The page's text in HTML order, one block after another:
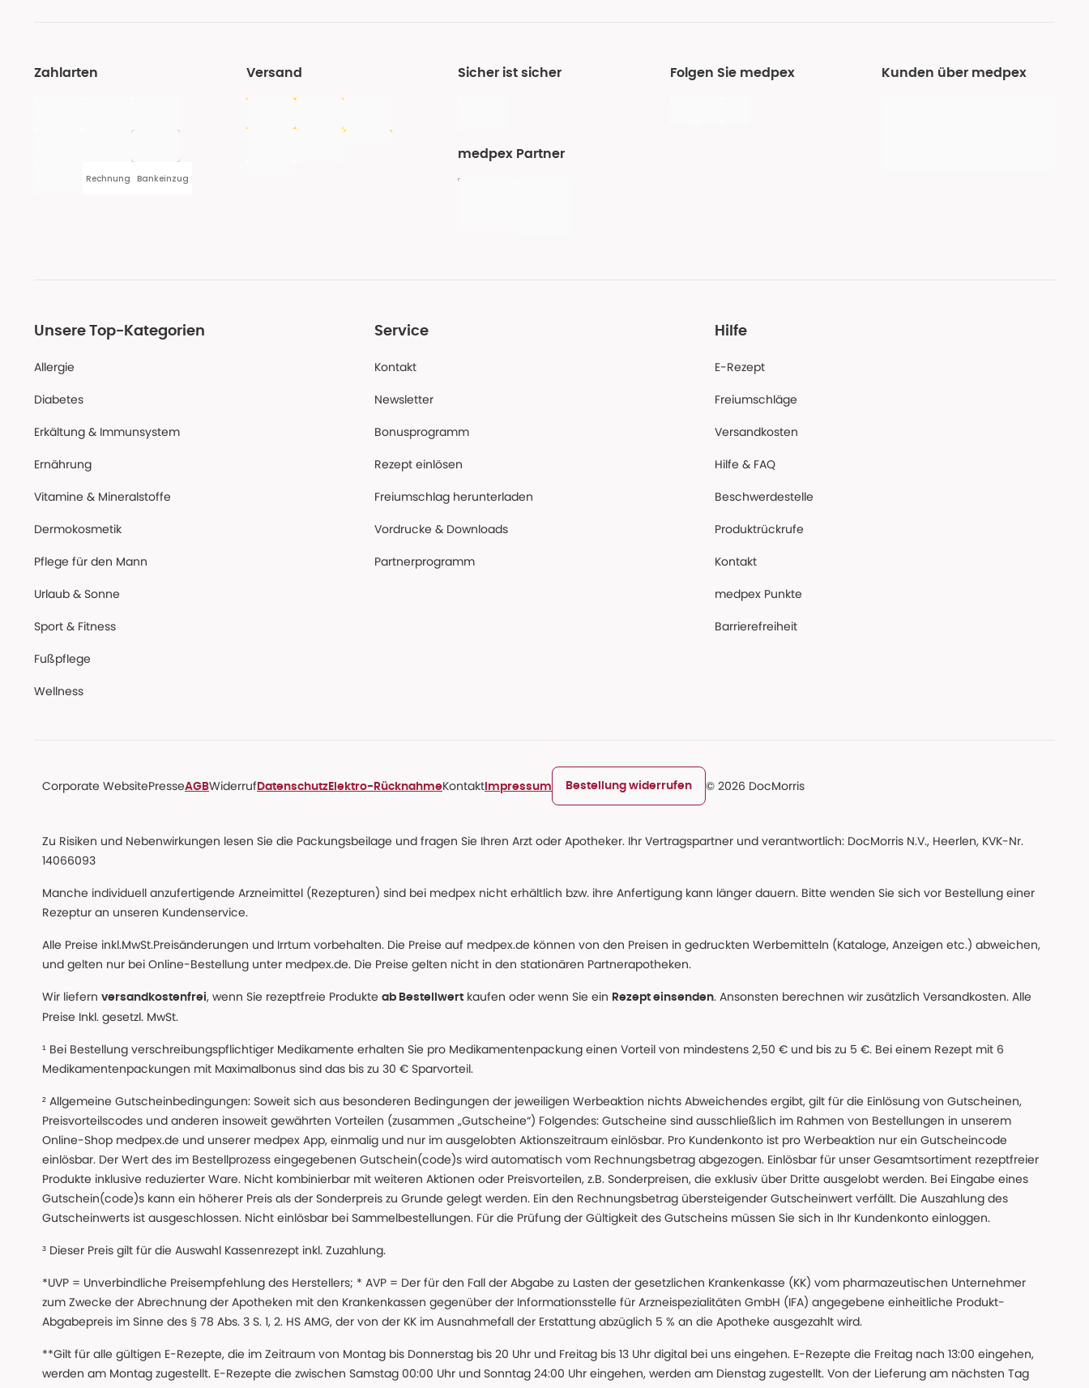
Zahlarten
Rechnung Bankeinzug
Versand Sicher ist sicher
medpex Partner
Folgen Sie medpex Kunden über medpex
Unsere Top-Kategorien
Allergie
Diabetes
Erkältung & Immunsystem
Ernährung
Vitamine & Mineralstoffe
Dermokosmetik
Pflege für den Mann
Urlaub & Sonne
Sport & Fitness
Fußpflege
Wellness
Service
Kontakt
Newsletter
Bonusprogramm
Rezept einlösen
Freiumschlag herunterladen
Vordrucke & Downloads
Partnerprogramm
Hilfe
E-Rezept
Freiumschläge
Versandkosten
Hilfe & FAQ
Beschwerdestelle
Produktrückrufe
Kontakt
medpex Punkte
Barrierefreiheit
Corporate WebsitePresseAGBWiderruf Datenschutz Elektro-RücknahmeKontakt Impressum Bestellung widerrufen © 2026 DocMorris
Zu Risiken und Nebenwirkungen lesen Sie die Packungsbeilage und fragen Sie Ihren Arzt oder Apotheker. Ihr Vertragspartner und verantwortlich: DocMorris N.V., Heerlen, KVK-Nr.
14066093
Manche individuell anzufertigende Arzneimittel (Rezepturen) sind bei medpex nicht erhältlich bzw. ihre Anfertigung kann länger dauern. Bitte wenden Sie sich vor Bestellung einer
Rezeptur an unseren Kundenservice.
Alle Preise inkl.MwSt.Preisänderungen und Irrtum vorbehalten. Die Preise auf medpex.de können von den Preisen in gedruckten Werbemitteln (Kataloge, Anzeigen etc.) abweichen,
und gelten nur bei Online-Bestellung unter medpex.de. Die Preise gelten nicht in den stationären Partnerapotheken.
Wir liefern versandkostenfrei, wenn Sie rezeptfreie Produkte ab Bestellwert kaufen oder wenn Sie ein Rezept einsenden. Ansonsten berechnen wir zusätzlich Versandkosten. Alle
Preise Inkl. gesetzl. MwSt.
¹ Bei Bestellung verschreibungspflichtiger Medikamente erhalten Sie pro Medikamentenpackung einen Vorteil von mindestens 2,50 € und bis zu 5 €. Bei einem Rezept mit 6
Medikamentenpackungen mit Maximalbonus sind das bis zu 30 € Sparvorteil.
² Allgemeine Gutscheinbedingungen: Soweit sich aus besonderen Bedingungen der jeweiligen Werbeaktion nichts Abweichendes ergibt, gilt für die Einlösung von Gutscheinen,
Preisvorteilscodes und anderen insoweit gewährten Vorteilen (zusammen „Gutscheine“) Folgendes: Gutscheine sind ausschließlich im Rahmen von Bestellungen in unserem
Online-Shop medpex.de und unserer medpex App, einmalig und nur im ausgelobten Aktionszeitraum einlösbar. Pro Kundenkonto ist pro Werbeaktion nur ein Gutscheincode
einlösbar. Der Wert des im Bestellprozess eingegebenen Gutschein(code)s wird automatisch vom Rechnungsbetrag abgezogen. Einlösbar für unser Gesamtsortiment rezeptfreier
Produkte inklusive reduzierter Ware. Nicht kombinierbar mit weiteren Aktionen oder Preisvorteilen, z.B. Sonderpreisen, die exklusiv über Dritte ausgelobt werden. Bei Eingabe eines
Gutschein(code)s kann ein höherer Preis als der Sonderpreis zu Grunde gelegt werden. Ein den Rechnungsbetrag übersteigender Gutscheinwert verfällt. Die Auszahlung des
Gutscheinwerts ist ausgeschlossen. Nicht einlösbar bei Sammelbestellungen. Für die Prüfung der Gültigkeit des Gutscheins müssen Sie sich in Ihr Kundenkonto einloggen.
³ Dieser Preis gilt für die Auswahl Kassenrezept inkl. Zuzahlung.
*UVP = Unverbindliche Preisempfehlung des Herstellers; * AVP = Der für den Fall der Abgabe zu Lasten der gesetzlichen Krankenkasse (KK) vom pharmazeutischen Unternehmer
zum Zwecke der Abrechnung der Apotheken mit den Krankenkassen gegenüber der Informationsstelle für Arzneispezialitäten GmbH (IFA) angegebene einheitliche Produkt-
Abgabepreis im Sinne des § 78 Abs. 3 S. 1, 2. HS AMG, der von der KK im Ausnahmefall der Erstattung abzüglich 5 % an die Apotheke ausgezahlt wird.
**Gilt für alle gültigen E-Rezepte, die im Zeitraum von Montag bis Donnerstag bis 20 Uhr und Freitag bis 13 Uhr digital bei uns eingehen. E-Rezepte die Freitag nach 13:00 eingehen,
werden am Montag zugestellt. E-Rezepte die zwischen Samstag 00:00 Uhr und Sonntag 24:00 Uhr eingehen, werden am Dienstag zugestellt. Von der Lieferung am nächsten Tag